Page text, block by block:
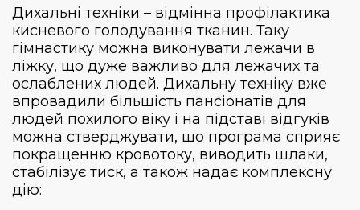
Дихальні техніки – відмінна профілактика
кисневого голодування тканин. Таку
гімнастику можна виконувати лежачи в
ліжку, що дуже важливо для лежачих та
ослаблених людей. Дихальну техніку вже
впровадили більшість пансіонатів для
людей похилого віку і на підставі відгуків
можна стверджувати, що програма сприяє
покращенню кровотоку, виводить шлаки,
стабілізує тиск, а також надає комплексну
дію: